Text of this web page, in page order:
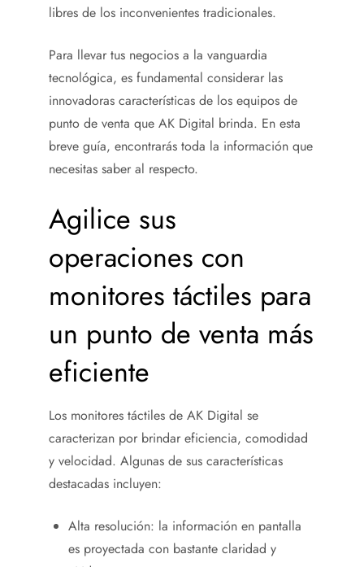
libres de los inconvenientes tradicionales.
Para llevar tus negocios a la vanguardia
tecnológica, es fundamental considerar las
innovadoras características de los equipos de
punto de venta que AK Digital brinda. En esta
breve guía, encontrarás toda la información que
necesitas saber al respecto.
Agilice sus
operaciones con
monitores táctiles para
un punto de venta más
eficiente
Los monitores táctiles de AK Digital se
caracterizan por brindar eficiencia, comodidad
y velocidad. Algunas de sus características
destacadas incluyen:
Alta resolución: la información en pantalla
es proyectada con bastante claridad y